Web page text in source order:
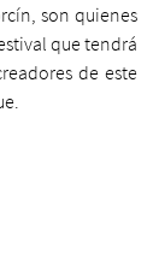
son quienes
que tendrá
de este